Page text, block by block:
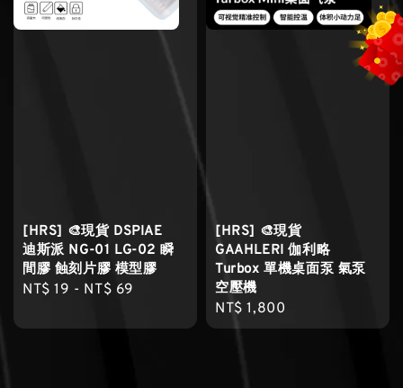
[HRS] 🎨現貨 DSPIAE
迪斯派 NG-01 LG-02 瞬
間膠 蝕刻片膠 模型膠
Regular
NT$ 19 - NT$ 69
[HRS] 🎨現貨
GAAHLERI 伽利略
Turbox 單機桌面泵 氣泵
空壓機
Regular
price
NT$ 1,800